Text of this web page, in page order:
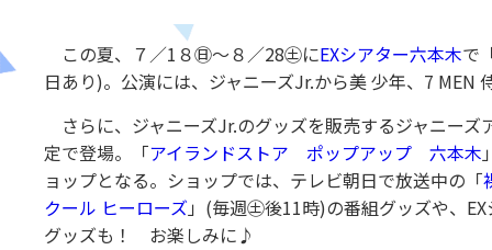
この夏、７／1８㊐～８／28㊏にEXシアター六本木で
日あり)。公演には、ジャニーズJr.から美 少年、7 MEN
さらに、ジャニーズJr.のグッズを販売するジャニー
定で登場。「アイランドストア ポップアップ 六本木
ョップとなる。ショップでは、テレビ朝日で放送中の「
クール ヒーローズ 」(毎週㊏後11時)の番組グッズや、
グッズも！ お楽しみに♪